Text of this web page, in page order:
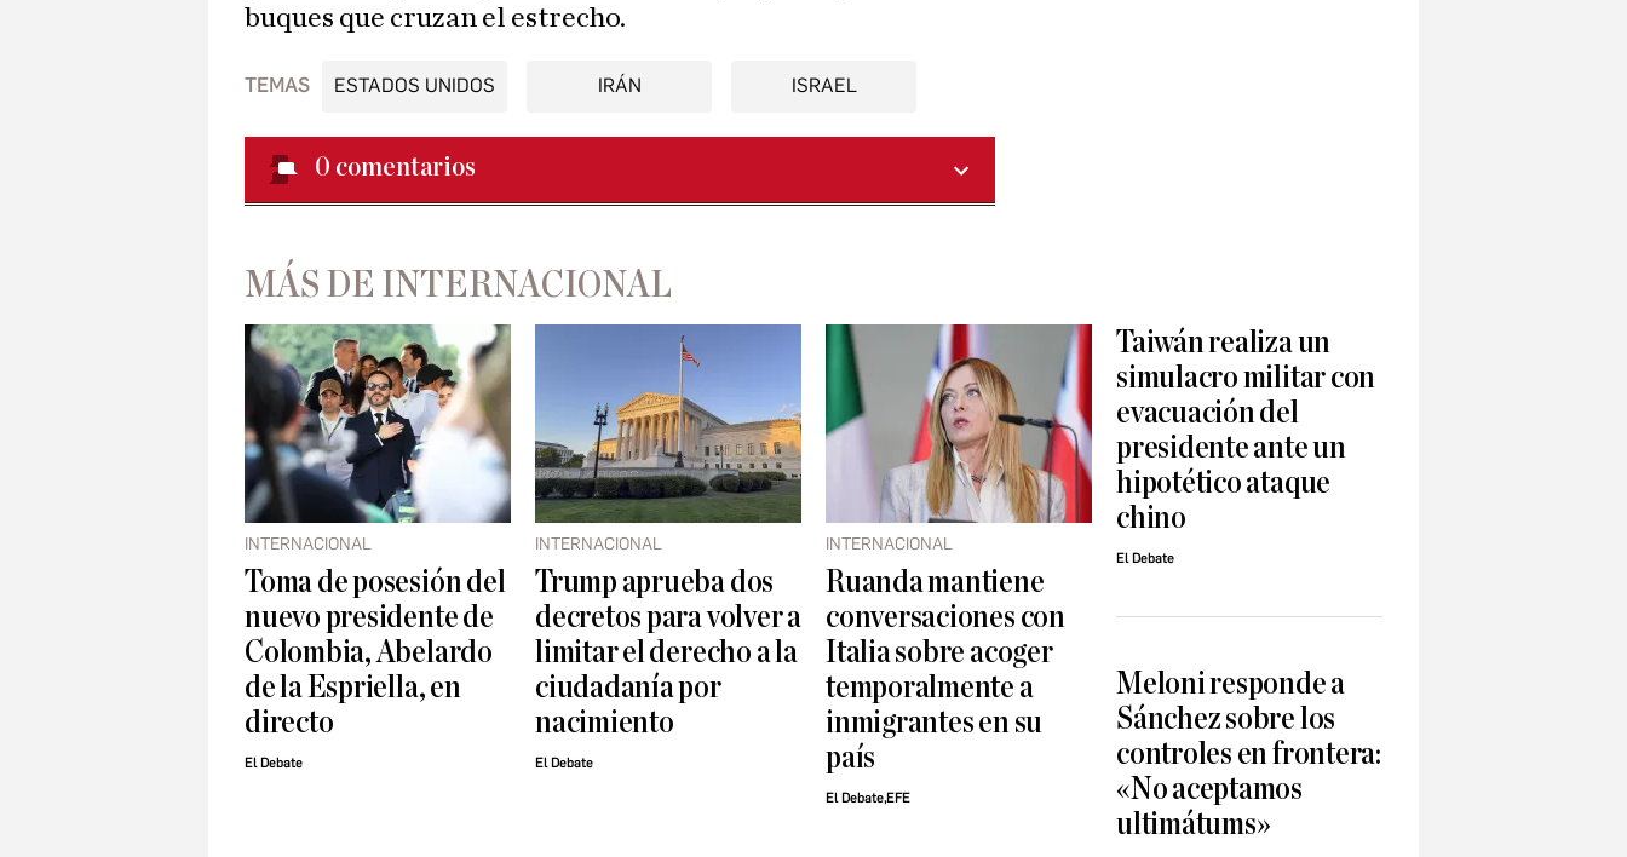
buques que cruzan el estrecho.
TEMAS ESTADOS UNIDOS IRÁN ISRAEL
0 comentarios
MÁS DE INTERNACIONAL
INTERNACIONAL
Toma de posesión del
nuevo presidente de
Colombia, Abelardo
de la Espriella, en
directo
El Debate
INTERNACIONAL
Trump aprueba dos
decretos para volver a
limitar el derecho a la
ciudadanía por
nacimiento
El Debate
INTERNACIONAL
Ruanda mantiene
conversaciones con
Italia sobre acoger
temporalmente a
inmigrantes en su
país
El Debate,EFE
Taiwán realiza un
simulacro militar con
evacuación del
presidente ante un
hipotético ataque
chino
El Debate
Meloni responde a
Sánchez sobre los
controles en frontera:
«No aceptamos
ultimátums»